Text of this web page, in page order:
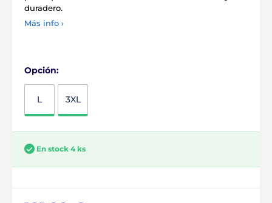
duradero.
Más info ›
Opción:
L 3XL
En stock 4 ks